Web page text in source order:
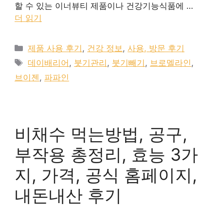
할 수 있는 이너뷰티 제품이나 건강기능식품에 …
더 읽기
카
테
고
리
제품 사용 후기 , 건강 정보 ,사용, 방문 후기
태
그
데이배리어 , 붓기관리 , 붓기빼기 , 브로멜라인 ,
브이젠 , 파파인
비채수 먹는방법, 공구,
부작용 총정리, 효능 3가
지, 가격, 공식 홈페이지,
내돈내산 후기